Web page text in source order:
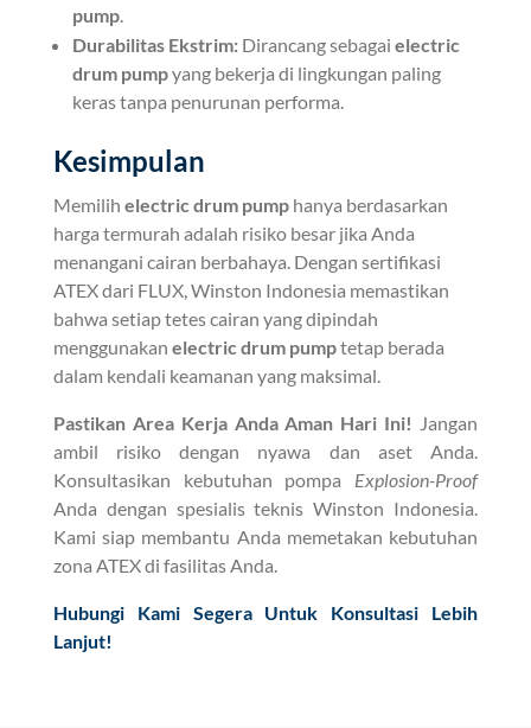
pump.
Durabilitas Ekstrim:Dirancang sebagai electric
drum pumpyang bekerja di lingkungan paling
keras tanpa penurunan performa.
Kesimpulan
Memilih electric drum pumphanya berdasarkan
harga termurah adalah risiko besar jika Anda
menangani cairan berbahaya. Dengan sertifikasi
ATEX dari FLUX, Winston Indonesia memastikan
bahwa setiap tetes cairan yang dipindah
menggunakan electric drum pumptetap berada
dalam kendali keamanan yang maksimal.
Pastikan Area Kerja Anda Aman Hari Ini! Jangan
ambil risiko dengan nyawa dan aset Anda.
Konsultasikan kebutuhan pompa Explosion-Proof
Anda dengan spesialis teknis Winston Indonesia.
Kami siap membantu Anda memetakan kebutuhan
zona ATEX di fasilitas Anda.
Hubungi Kami Segera Untuk Konsultasi Lebih
Lanjut!